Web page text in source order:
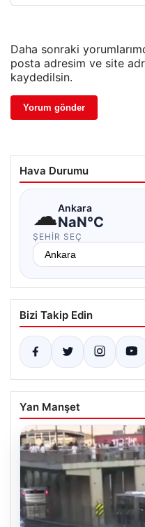
Daha sonraki
posta adresim ve site
kaydedilsin.
Hava Durumu
☁Ankara
NaN°C
ŞEHIR SEÇ
Bizi Takip Edin
Yan Manşet